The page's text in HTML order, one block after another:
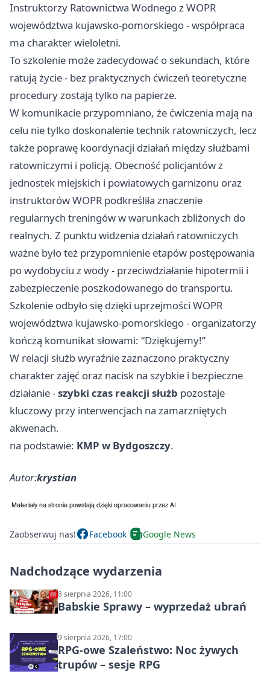
Instruktorzy Ratownictwa Wodnego z WOPR
województwa kujawsko-pomorskiego - współpraca
ma charakter wieloletni.
To szkolenie może zadecydować o sekundach, które
ratują życie - bez praktycznych ćwiczeń teoretyczne
procedury zostają tylko na papierze.
W komunikacie przypomniano, że ćwiczenia mają na
celu nie tylko doskonalenie technik ratowniczych, lecz
także poprawę koordynacji działań między służbami
ratowniczymi i policją. Obecność policjantów z
jednostek miejskich i powiatowych garnizonu oraz
instruktorów WOPR podkreśliła znaczenie
regularnych treningów w warunkach zbliżonych do
realnych. Z punktu widzenia działań ratowniczych
ważne było też przypomnienie etapów postępowania
po wydobyciu z wody - przeciwdziałanie hipotermii i
zabezpieczenie poszkodowanego do transportu.
Szkolenie odbyło się dzięki uprzejmości WOPR
województwa kujawsko-pomorskiego - organizatorzy
kończą komunikat słowami: “Dziękujemy!”
W relacji służb wyraźnie zaznaczono praktyczny
charakter zajęć oraz nacisk na szybkie i bezpieczne
działanie -szybki czas reakcji służb pozostaje
kluczowy przy interwencjach na zamarzniętych
akwenach.
na podstawie: KMP w Bydgoszczy.
Autor:krystian
Zaobserwuj nas! Facebook Google News
Nadchodzące wydarzenia
8 sierpnia 2026, 11:00
Babskie Sprawy – wyprzedaż ubrań
9 sierpnia 2026, 17:00
RPG-owe Szaleństwo: Noc żywych
trupów – sesje RPG